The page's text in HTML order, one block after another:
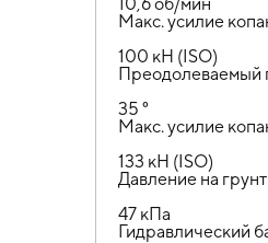
Макс. усилие
100 кН (ISO)
Преодолеваемый
35 °
Макс. усилие
133 кН (ISO)
Давление на грунт
47 кПа
Гидравлический